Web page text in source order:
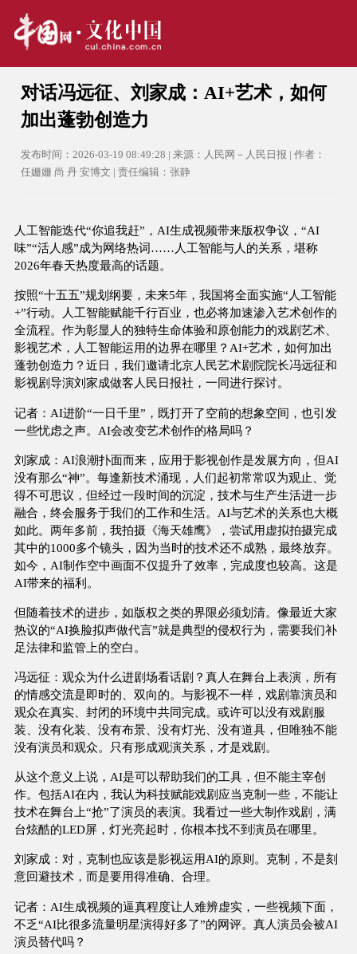
对话冯远征、刘家成：AI+艺术，如何
加出蓬勃创造力
发布时间：2026-03-19 08:49:28 | 来源：人民网－人民日报 | 作者：
任姗姗 尚 丹 安博文 | 责任编辑：张静
人工智能迭代“你追我赶”，AI生成视频带来版权争议，“AI
味”“活人感”成为网络热词……人工智能与人的关系，堪称
2026年春天热度最高的话题。
按照“十五五”规划纲要，未来5年，我国将全面实施“人工智能
+”行动。人工智能赋能千行百业，也必将加速渗入艺术创作的
全流程。作为彰显人的独特生命体验和原创能力的戏剧艺术、
影视艺术，人工智能运用的边界在哪里？AI+艺术，如何加出
蓬勃创造力？近日，我们邀请北京人民艺术剧院院长冯远征和
影视剧导演刘家成做客人民日报社，一同进行探讨。
记者：AI进阶“一日千里”，既打开了空前的想象空间，也引发
一些忧虑之声。AI会改变艺术创作的格局吗？
刘家成：AI浪潮扑面而来，应用于影视创作是发展方向，但AI
没有那么“神”。每逢新技术涌现，人们起初常常叹为观止、觉
得不可思议，但经过一段时间的沉淀，技术与生产生活进一步
融合，终会服务于我们的工作和生活。AI与艺术的关系也大概
如此。两年多前，我拍摄《海天雄鹰》，尝试用虚拟拍摄完成
其中的1000多个镜头，因为当时的技术还不成熟，最终放弃。
如今，AI制作空中画面不仅提升了效率，完成度也较高。这是
AI带来的福利。
但随着技术的进步，如版权之类的界限必须划清。像最近大家
热议的“AI换脸拟声做代言”就是典型的侵权行为，需要我们补
足法律和监管上的空白。
冯远征：观众为什么进剧场看话剧？真人在舞台上表演，所有
的情感交流是即时的、双向的。与影视不一样，戏剧靠演员和
观众在真实、封闭的环境中共同完成。或许可以没有戏剧服
装、没有化装、没有布景、没有灯光、没有道具，但唯独不能
没有演员和观众。只有形成观演关系，才是戏剧。
从这个意义上说，AI是可以帮助我们的工具，但不能主宰创
作。包括AI在内，我认为科技赋能戏剧应当克制一些，不能让
技术在舞台上“抢”了演员的表演。我看过一些大制作戏剧，满
台炫酷的LED屏，灯光亮起时，你根本找不到演员在哪里。
刘家成：对，克制也应该是影视运用AI的原则。克制，不是刻
意回避技术，而是要用得准确、合理。
记者：AI生成视频的逼真程度让人难辨虚实，一些视频下面，
不乏“AI比很多流量明星演得好多了”的网评。真人演员会被AI
演员替代吗？